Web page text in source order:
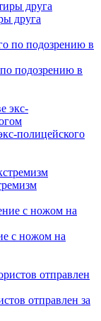
друга
подозрению в
полицейского
с ножом на
отправлен за